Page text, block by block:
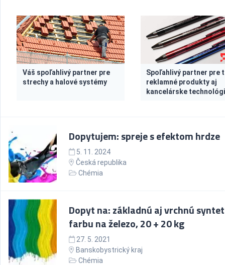
Váš spoľahlivý partner pre
strechy a halové systémy
Spoľahlivý partner pre
reklamné produkty aj
kancelárske
Dopytujem: spreje s efektom hrdze
5. 11. 2024
Česká republika
Chémia
Dopyt na: základnú aj vrchnú
farbu na železo, 20 + 20 kg
27. 5. 2021
Banskobystrický kraj
Chémia